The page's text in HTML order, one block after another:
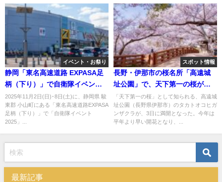
イベント・お祭り
静岡「東名高速道路 EXPASA足
柄（下り）」で自衛隊イベン
ト！
2025年11月2日(日)･8日(土)に、静岡県 駿
東郡 小山町にある「東名高速道路EXPASA
足柄（下り）」で「自衛隊イベント
2025」...
スポット情報
長野・伊那市の桜名所「高遠城
址公園」で、天下第一の桜が満
開！
「天下第一の桜」として知られる、高遠城
址公園（長野県伊那市）のタカトオコヒガ
ンザクラが、3日に満開となった。今年は
平年より早い開花となり、...
最新記事